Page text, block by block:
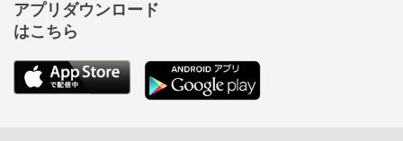
アプリダウンロード
はこちら